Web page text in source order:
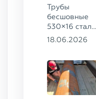
Трубы
бесшовные
530×16 сталь
13ХФА,
18.06.2026